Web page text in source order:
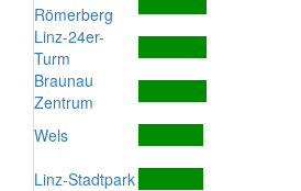
Römerberg
Linz-24er-
Turm
Braunau
Zentrum
Wels
Linz-Stadtpark